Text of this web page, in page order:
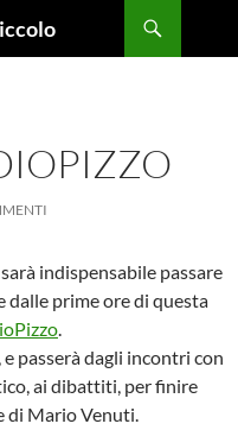
indispensabile passare
dalle prime ore di questa
.
passerà dagli incontri con
ai dibattiti, per finire
di Mario Venuti.